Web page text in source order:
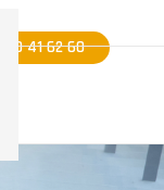
40 41 62 60